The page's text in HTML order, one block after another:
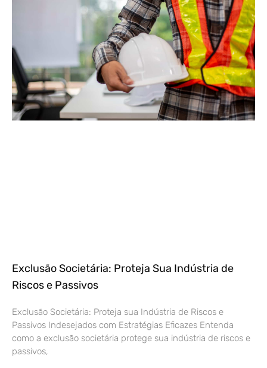
Exclusão Societária: Proteja Sua Indústria de
Riscos e Passivos
Exclusão Societária: Proteja sua Indústria de Riscos e
Passivos Indesejados com Estratégias Eficazes Entenda
como a exclusão societária protege sua indústria de riscos e
passivos,